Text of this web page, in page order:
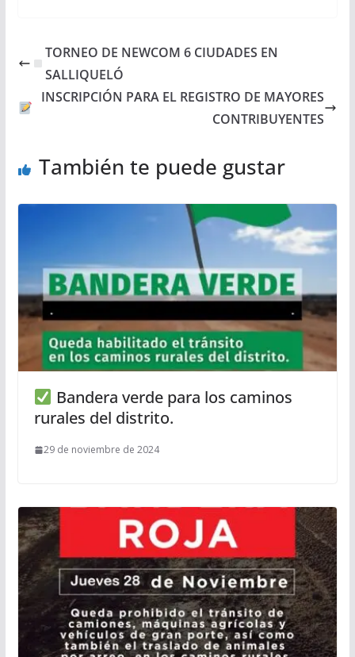
TORNEO DE NEWCOM 6 CIUDADES EN
SALLIQUELÓ
INSCRIPCIÓN PARA EL REGISTRO DE MAYORES
CONTRIBUYENTES
También te puede gustar
Bandera verde para los caminos
rurales del distrito.
29 de noviembre de 2024